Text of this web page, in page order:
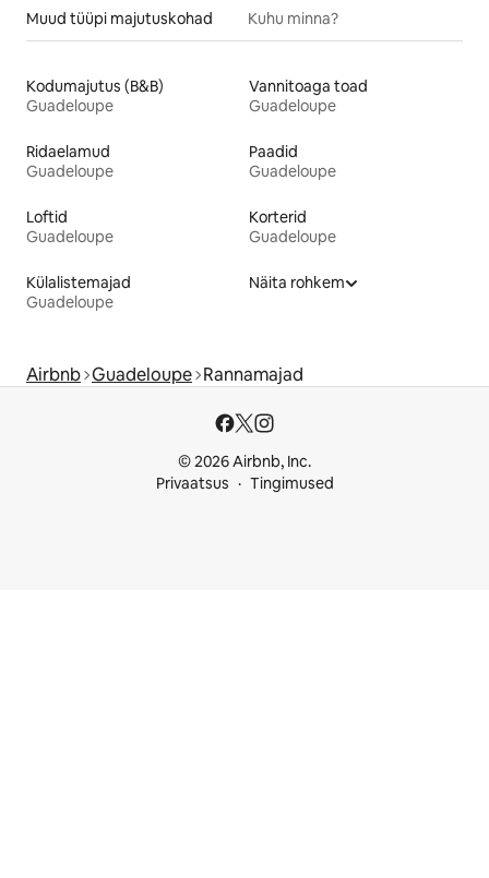
Muud tüüpi majutuskohad Kuhu minna?
Kodumajutus (B&B)
Guadeloupe
Vannitoaga toad
Guadeloupe
Ridaelamud
Guadeloupe
Paadid
Guadeloupe
Loftid
Guadeloupe
Korterid
Guadeloupe
Külalistemajad
Guadeloupe
Näita rohkem
Airbnb Guadeloupe Rannamajad
© 2026 Airbnb, Inc.
Privaatsus
Tingimused